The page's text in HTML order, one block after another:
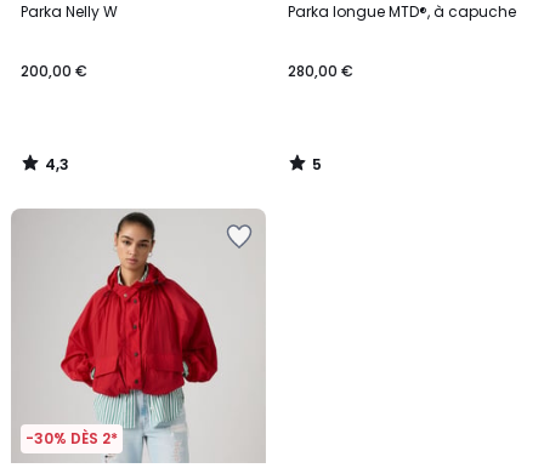
Parka Nelly W
200,00 €
/ 5
4,3
/
Parka longue MTD®, à capuche
280,00 €
/
5
/
-30% DÈS 2*